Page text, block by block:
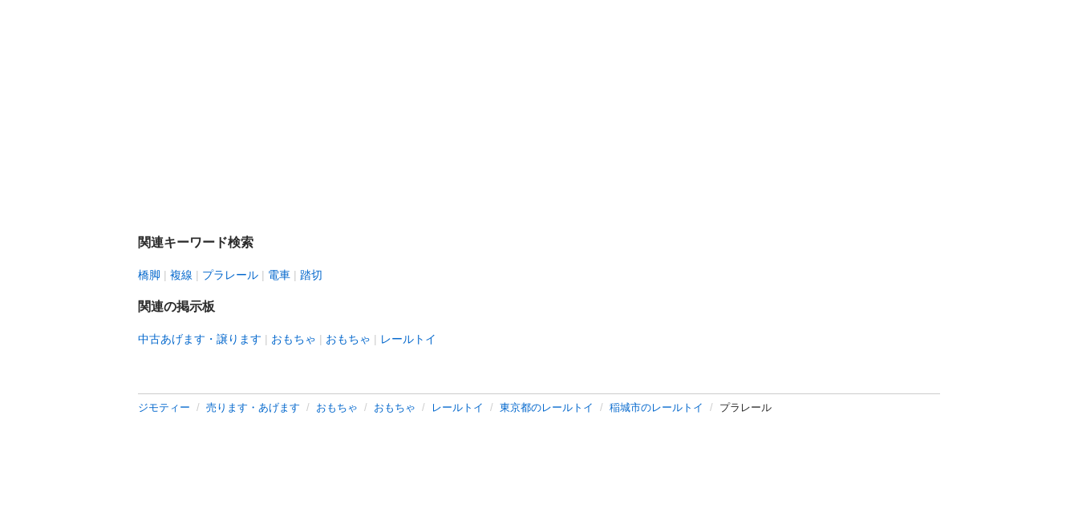
関連キーワード検索
橋脚 複線 プラレール 電車 踏切
関連の掲示板
中古あげます・譲ります おもちゃ おもちゃ レールトイ
ジモティー 売ります・あげます おもちゃ おもちゃ レールトイ 東京都のレールトイ 稲城市のレールトイ プラレール